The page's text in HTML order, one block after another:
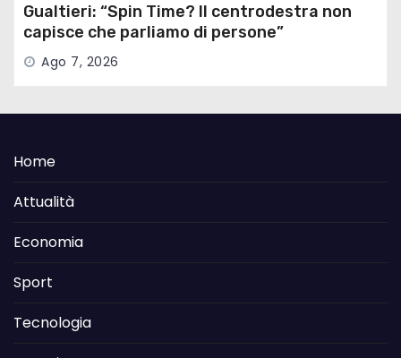
Gualtieri: “Spin Time? Il centrodestra non
capisce che parliamo di persone”
Ago 7, 2026
Home
Attualità
Economia
Sport
Tecnologia